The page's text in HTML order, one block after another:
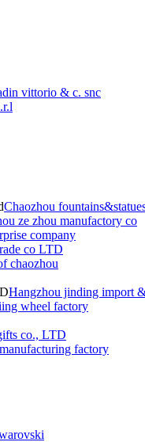
vittorio & c. snc
Chaozhou
ze zhou manufactory co
company
co LTD
chaozhou
Hangzhou jinding import
wheel factory
co., LTD
factory